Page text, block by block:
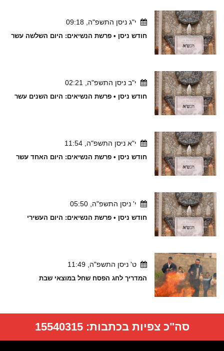
י"ג ניסן התשפ"ה, 09:18
חודש ניסן • פרשת הנשיאים: היום השלשה עשר
י"ב ניסן התשפ"ה, 02:21
חודש ניסן • פרשת הנשיאים: היום השנים עשר
י"א ניסן התשפ"ה, 11:54
חודש ניסן • פרשת הנשיאים: היום האחד עשר
י' ניסן התשפ"ה, 05:50
חודש ניסן • פרשת הנשיאים: היום העשירי
ט' ניסן התשפ"ה, 11:49
המדריך לחג הפסח שחל במוצאי שבת
סה"כ צפיות בכתבות:15540315